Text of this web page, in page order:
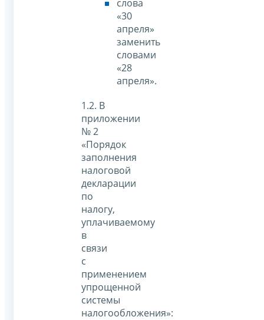
слова
«30
апреля»
заменить
словами
«28
апреля».
1.2. В
приложении
№ 2
«Порядок
заполнения
налоговой
декларации
по
налогу,
уплачиваемому
в
связи
с
применением
упрощенной
системы
налогообложения»: